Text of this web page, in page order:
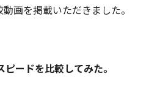
画を掲載いただきました。
ードを比較してみた。